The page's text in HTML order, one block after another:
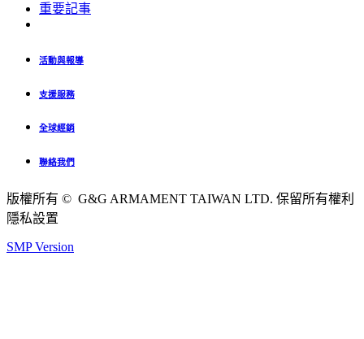
重要記事
活動與報導
支援服務
全球經銷
聯絡我們
版權所有 © G&G ARMAMENT TAIWAN LTD. 保留所有權利
隱私設置
SMP Version